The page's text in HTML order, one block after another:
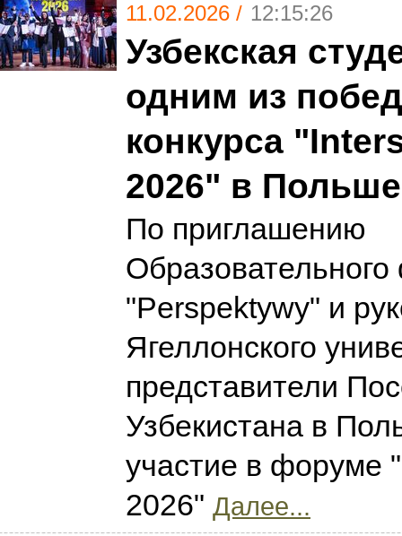
11.02.2026 / 12:15:26
Узбекская
одним из
конкурса
2026" в Польше
По приглашению
"Perspektywy" и
Ягеллонского
представители
Узбекистана в
участие в форуме
2026" Далее...